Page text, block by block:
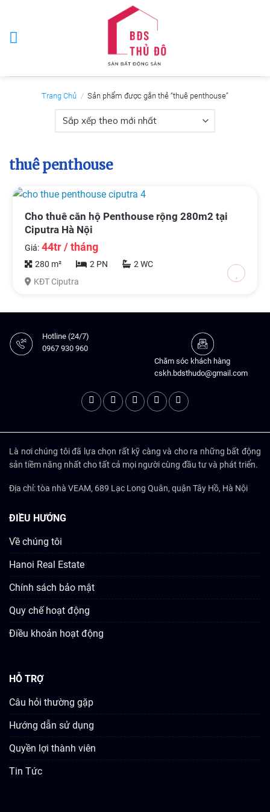
content
Trang Chủ / Sản phẩm được gắn thẻ “thuê penthouse”
thuê penthouse
Cho thuê căn hộ Penthouse rộng 280m2 tại
Ciputra Hà Nội
Giá:44tr / tháng
280 m² 2 PN
2 WC
KĐT Ciputra
Hotline (24/7)
0967 930 960
Chăm sóc khách hàng
cskh.bdsthudo@gmail.com
Là nơi chúng tôi đã lựa chọn rất kỹ càng và cho ra những bất động
sản tiềm năng nhất cho tất cả mọi người cùng đầu tư và phát triển.
Địa chỉ: tòa nhà VEAM, 689 Lạc Long Quân, quận Tây Hồ, Hà Nội
ĐIỀU HƯỚNG
Về chúng tôi
Hanoi Real Estate
Chính sách bảo mật
Quy chế hoạt động
Điều khoản hoạt động
HỖ TRỢ
Câu hỏi thường gặp
Hướng dẫn sử dụng
Quyền lợi thành viên
Tin Tức